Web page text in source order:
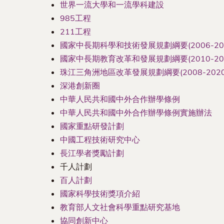
世界一流大學和一流學科建設
985工程
211工程
國家中長期科學和技術發展規劃綱要(2006-
國家中長期教育改革和發展規劃綱要(2010-
珠江三角洲地區改革發展規劃綱要(2008-
深港創新圈
中華人民共和國中外合作辦學條例
中華人民共和國中外合作辦學條例實施辦法
國家重點研發計劃
中國工程技術研究中心
長江學者獎勵計劃
千人計劃
百人計劃
國家科學技術獎項介紹
教育部人文社會科學重點研究基地
協同創新中心